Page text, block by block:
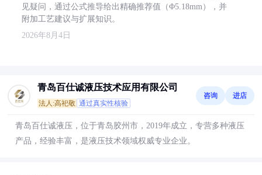
见疑问，通过公式推导给出精确推荐值（Φ5.18mm），并
附加工艺建议与扩展知识。
2026年8月4日
青岛百仕诚液压技术应用有限公司
法人:高祀敬 通过真实性核验
咨询 进店
青岛百仕诚液压，位于青岛胶州市，2019年成立，专营多种液压
产品，经验丰富，是液压技术领域权威专业企业。